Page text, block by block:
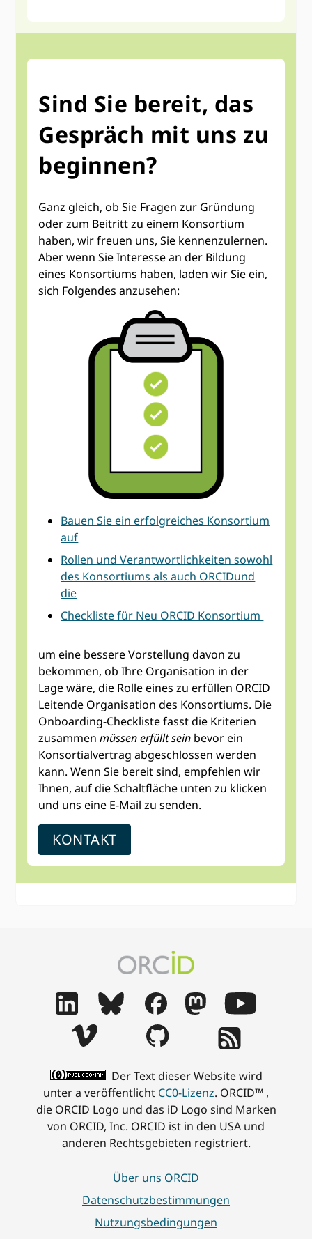
Sind Sie bereit, das
Gespräch mit uns zu
beginnen?
Ganz gleich, ob Sie Fragen zur Gründung
oder zum Beitritt zu einem Konsortium
haben, wir freuen uns, Sie kennenzulernen.
Aber wenn Sie Interesse an der Bildung
eines Konsortiums haben, laden wir Sie ein,
sich Folgendes anzusehen:
Bauen Sie ein erfolgreiches Konsortium
auf
Rollen und Verantwortlichkeiten sowohl
des Konsortiums als auch ORCIDund
die
Checkliste für Neu ORCID Konsortium
um eine bessere Vorstellung davon zu
bekommen, ob Ihre Organisation in der
Lage wäre, die Rolle eines zu erfüllen ORCID
Leitende Organisation des Konsortiums. Die
Onboarding-Checkliste fasst die Kriterien
zusammenmüssen erfüllt sein bevor ein
Konsortialvertrag abgeschlossen werden
kann. Wenn Sie bereit sind, empfehlen wir
Ihnen, auf die Schaltfläche unten zu klicken
und uns eine E-Mail zu senden.
KONTAKT
Der Text dieser Website wird
unter a veröffentlicht CC0-Lizenz. ORCID™ ,
die ORCID Logo und das iD Logo sind Marken
von ORCID, Inc. ORCID ist in den USA und
anderen Rechtsgebieten registriert.
Über uns ORCID
Datenschutzbestimmungen
Nutzungsbedingungen